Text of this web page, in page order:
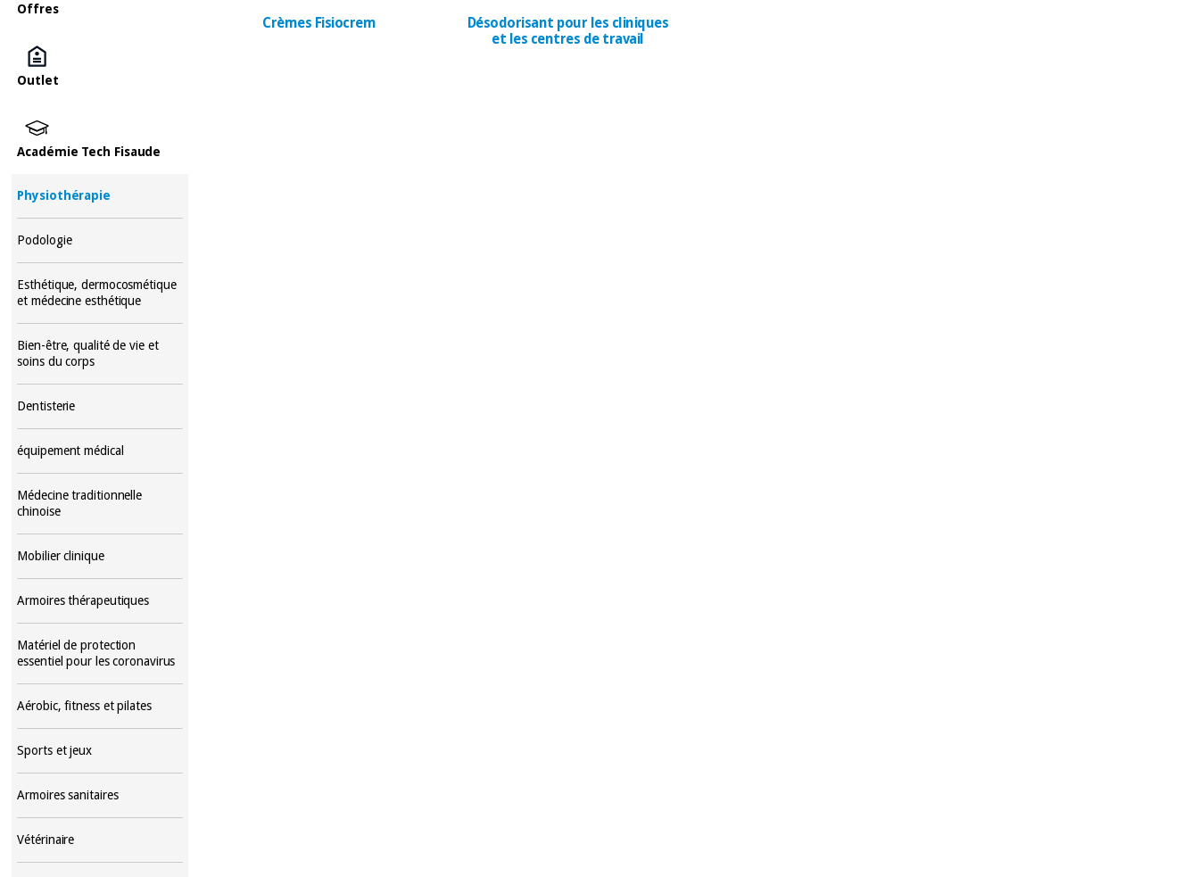
Offres
Outlet
Académie Tech Fisaude
Physiothérapie
Podologie
Esthétique, dermocosmétique
et médecine esthétique
Bien-être, qualité de vie et
soins du corps
Dentisterie
équipement médical
Médecine traditionnelle
chinoise
Mobilier clinique
Armoires thérapeutiques
Matériel de protection
essentiel pour les coronavirus
Aérobic, fitness et pilates
Sports et jeux
Armoires sanitaires
Vétérinaire
Crèmes Fisiocrem
Désodorisant pour les cliniques
et les centres de travail